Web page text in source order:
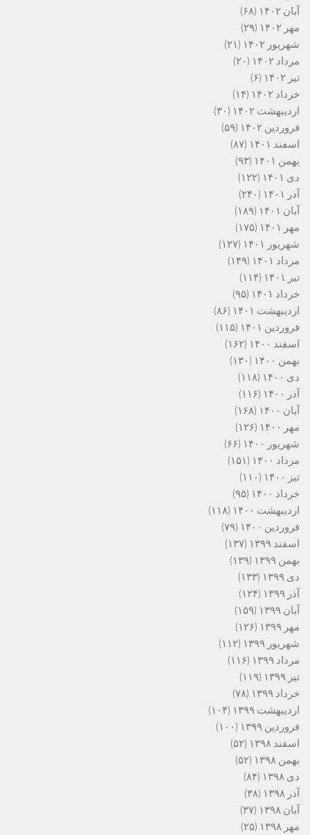
آبان ۱۴۰۲
(۶۸)
مهر ۱۴۰۲
(۲۹)
شهریور ۱۴۰۲
(۲۱)
مرداد ۱۴۰۲
(۲۰)
تیر ۱۴۰۲
(۶)
خرداد ۱۴۰۲
(۱۴)
اردیبهشت ۱۴۰۲
(۳۰)
فروردین ۱۴۰۲
(۵۹)
اسفند ۱۴۰۱
(۸۷)
بهمن ۱۴۰۱
(۹۳)
دی ۱۴۰۱
(۱۲۲)
آذر ۱۴۰۱
(۲۴۰)
آبان ۱۴۰۱
(۱۸۹)
مهر ۱۴۰۱
(۱۷۵)
شهریور ۱۴۰۱
(۱۲۷)
مرداد ۱۴۰۱
(۱۴۹)
تیر ۱۴۰۱
(۱۱۴)
خرداد ۱۴۰۱
(۹۵)
اردیبهشت ۱۴۰۱
(۸۶)
فروردین ۱۴۰۱
(۱۱۵)
اسفند ۱۴۰۰
(۱۶۲)
بهمن ۱۴۰۰
(۱۳۰)
دی ۱۴۰۰
(۱۱۸)
آذر ۱۴۰۰
(۱۱۶)
آبان ۱۴۰۰
(۱۶۸)
مهر ۱۴۰۰
(۱۲۶)
شهریور ۱۴۰۰
(۶۶)
مرداد ۱۴۰۰
(۱۵۱)
تیر ۱۴۰۰
(۱۱۰)
خرداد ۱۴۰۰
(۹۵)
اردیبهشت ۱۴۰۰
(۱۱۸)
فروردین ۱۴۰۰
(۷۹)
اسفند ۱۳۹۹
(۱۳۷)
بهمن ۱۳۹۹
(۱۳۹)
دی ۱۳۹۹
(۱۳۳)
آذر ۱۳۹۹
(۱۲۴)
آبان ۱۳۹۹
(۱۵۹)
مهر ۱۳۹۹
(۱۲۶)
شهریور ۱۳۹۹
(۱۱۲)
مرداد ۱۳۹۹
(۱۱۶)
تیر ۱۳۹۹
(۱۱۹)
خرداد ۱۳۹۹
(۷۸)
اردیبهشت ۱۳۹۹
(۱۰۴)
فروردین ۱۳۹۹
(۱۰۰)
اسفند ۱۳۹۸
(۵۲)
بهمن ۱۳۹۸
(۵۲)
دی ۱۳۹۸
(۸۴)
آذر ۱۳۹۸
(۳۸)
آبان ۱۳۹۸
(۳۷)
مهر ۱۳۹۸
(۲۵)